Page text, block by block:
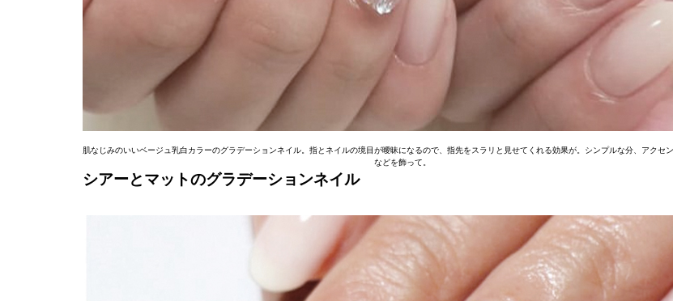
肌なじみのいいベージュ乳白カラーのグラデーションネイル。指とネイルの境目が曖昧になるので、指先をスラリと見せてくれる効果が。シンプルな分、アクセ
などを飾って。
シアーとマットのグラデーションネイル